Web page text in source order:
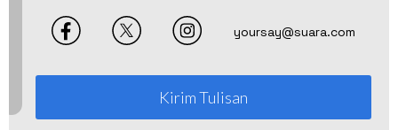
yoursay@suara.com
Kirim Tulisan